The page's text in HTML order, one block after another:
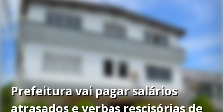
Prefeitura vai pagar salários
atrasados e verbas rescisórias de